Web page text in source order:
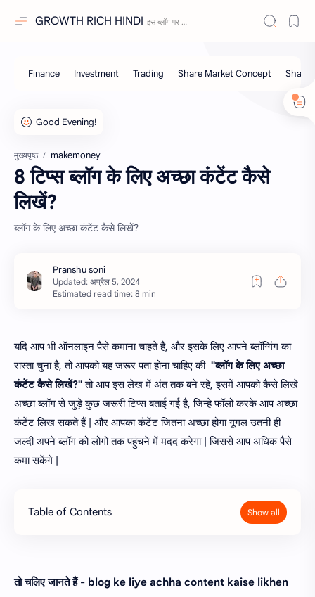
GROWTH RICH HINDI
मुख्यपृष्ठ makemoney
8 टिप्स ब्लॉग के लिए अच्छा कंटेंट कैसे
लिखें?
ब्लॉग के लिए अच्छा कंटेंट कैसे लिखें?
Estimated read time: 8 min
यदि आप भी ऑनलाइन पैसे कमाना चाहते हैं, और इसके लिए आपने ब्लॉग्गिंग का
रास्ता चुना है, तो आपको यह जरूर पता होना चाहिए की "ब्लॉग के लिए अच्छा
कंटेंट कैसे लिखें?"तो आप इस लेख में अंत तक बने रहे, इसमें आपको कैसे लिखे
अच्छा ब्लॉग से जुड़े कुछ जरूरी टिप्स बताई गई है, जिन्हे फॉलो करके आप अच्छा
कंटेंट लिख सकते हैं | और आपका कंटेंट जितना अच्छा होगा गूगल उतनी ही
जल्दी अपने ब्लॉग को लोगो तक पहुंचने में मदद करेगा | जिससे आप अधिक पैसे
कमा सकेंगे |
Table of Contents
तो चलिए जानते हैं - blog ke liye achha content kaise likhen